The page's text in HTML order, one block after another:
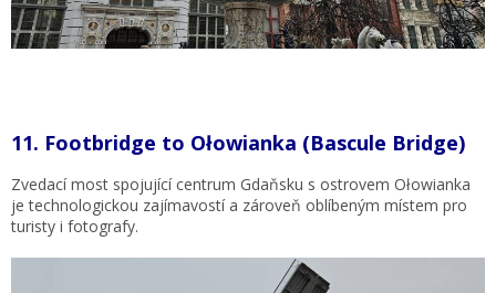
11. Footbridge to Ołowianka (Bascule Bridge)
Zvedací most spojující centrum Gdaňsku s ostrovem Ołowianka
je technologickou zajímavostí a zároveň oblíbeným místem pro
turisty i fotografy.